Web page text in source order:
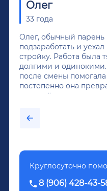
Олег
33 года
Олег, обычный
подзаработать и
стройку. Работа была
долгими и одинокими.
после смены помогала
постепенно она
крепкий алкоголь, и
было назначено
Довженко.
Круглосуточно
8 (906) 428-43-